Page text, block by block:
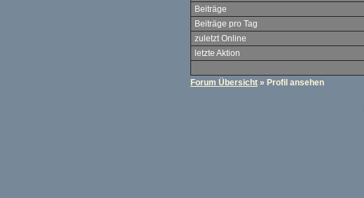
Beiträge
Beiträge pro Tag
zuletzt Online
letzte Aktion
Forum Übersicht » Profil ansehen